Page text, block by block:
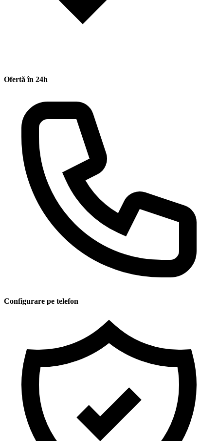
Ofertă în 24h
Configurare pe telefon